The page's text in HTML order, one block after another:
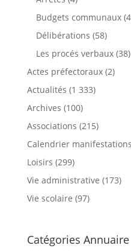
Budgets communaux
Délibérations (58)
Les procés verbaux(38)
Actes préfectoraux(2)
Actualités (1 333)
Archives (100)
Associations (215)
Calendrier manifestations
Loisirs (299)
Vie administrative (173)
Vie scolaire (97)
Catégories Annuaire